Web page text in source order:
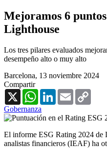
Mejoramos 6
Lighthouse
Los tres pilares evaluados
desempeño alto o muy alto
Barcelona, 13 noviembre 2024
Compartir
X
WhatsAppLinkedInEmail
Gobernanza
El informe ESG Rating 2024 de
analistas financieros (IEAF) ha